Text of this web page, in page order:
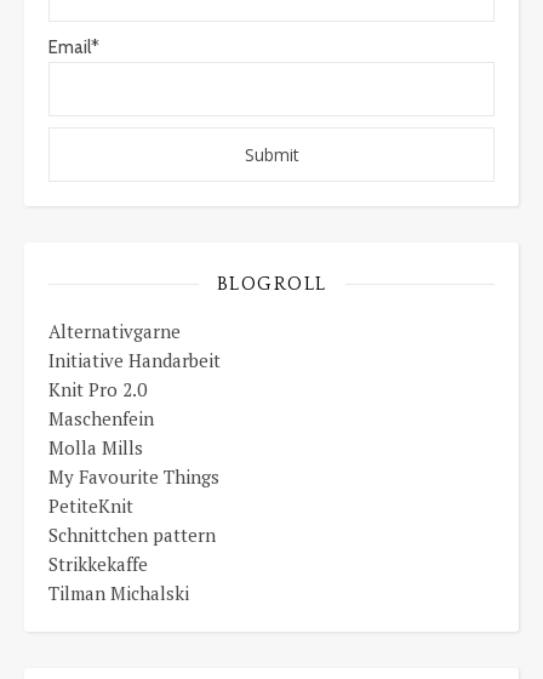
Email*
BLOGROLL
Alternativgarne
Initiative Handarbeit
Knit Pro 2.0
Maschenfein
Molla Mills
My Favourite Things
PetiteKnit
Schnittchen pattern
Strikkekaffe
Tilman Michalski